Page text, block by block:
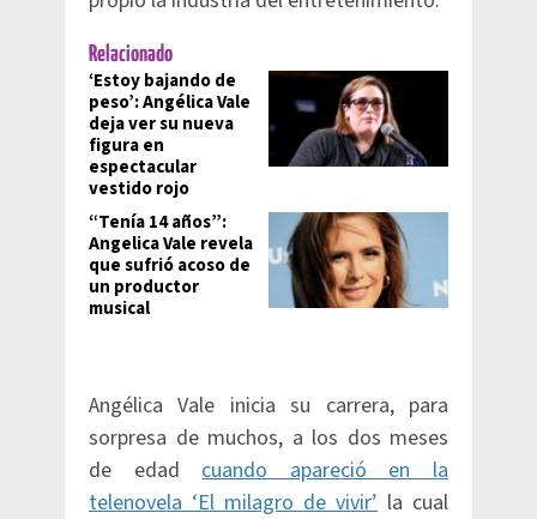
Relacionado
‘Estoy bajando de
peso’: Angélica Vale
deja ver su nueva
figura en
espectacular
vestido rojo
“Tenía 14 años”:
Angelica Vale revela
que sufrió acoso de
un productor
musical
Angélica Vale inicia su carrera, para
sorpresa de muchos, a los dos meses
de edadcuando apareció en la
telenovela ‘El milagro de vivir’ la cual